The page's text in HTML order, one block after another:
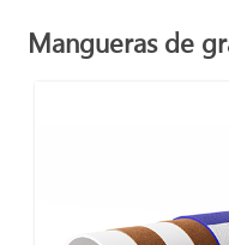
Mangueras de